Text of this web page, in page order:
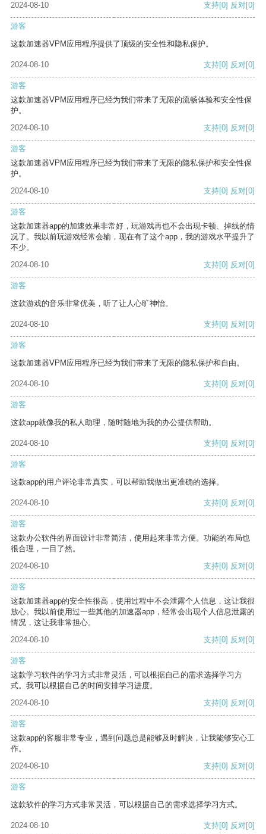
2024-08-10 支持[0] 反对[0]
游客
这款加速器VPM应用程序提供了顶级的安全性和隐私保护。
2024-08-10 支持[0] 反对[0]
游客
这款加速器VPM应用程序已经为我们带来了无限的流畅体验和安全性保
护。
2024-08-10
支持[0] 反对[0]
游客
这款加速器VPM应用程序已经为我们带来了无限的隐私保护和安全性保
护。
2024-08-10
支持[0] 反对[0]
游客
这款加速器app的加速效果非常好，玩游戏再也不会出现卡顿、掉线的情
况了。我以前玩游戏经常会输，现在有了这个app，我的游戏水平提升了
不少。
2024-08-10
支持[0] 反对[0]
游客
这款游戏的音乐非常优美，听了让人心旷神怡。
2024-08-10 支持[0] 反对[0]
游客
这款加速器VPM应用程序已经为我们带来了无限的隐私保护和自由。
2024-08-10 支持[0] 反对[0]
游客
这款app就像我的私人助理，随时随地为我的办公提供帮助。
2024-08-10 支持[0] 反对[0]
游客
这款app的用户评论非常真实，可以帮助我做出更准确的选择。
2024-08-10 支持[0] 反对[0]
游客
这款办公软件的界面设计非常简洁，使用起来非常方便。功能的布局也
很合理，一目了然。
2024-08-10
支持[0] 反对[0]
游客
这款加速器app的安全性很高，使用过程中不会泄露个人信息，这让我很
放心。我以前使用过一些其他的加速器app，经常会出现个人信息泄露的
情况，这让我非常担心。
2024-08-10
支持[0] 反对[0]
游客
这款学习软件的学习方式非常灵活，可以根据自己的需求选择学习方
式。我可以根据自己的时间安排学习进度。
2024-08-10
支持[0] 反对[0]
游客
这款app的客服非常专业，遇到问题总是能够及时解决，让我能够安心工
作。
2024-08-10
支持[0] 反对[0]
游客
这款软件的学习方式非常灵活，可以根据自己的需求选择学习方式。
2024-08-10 支持[0] 反对[0]